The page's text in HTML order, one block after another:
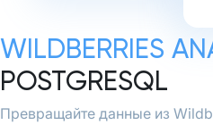
WILDBERRIES
POSTGRESQL
Превращайте данные из